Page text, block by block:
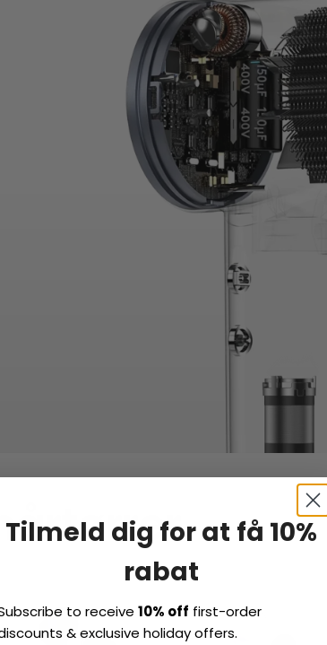
Tilmeld dig for at få 10%
rabat
to receive10% off first-order
& exclusive holiday offers.